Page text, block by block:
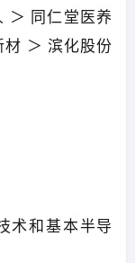
＞ 同仁堂医养
＞ 滨化股份
术和基本半导